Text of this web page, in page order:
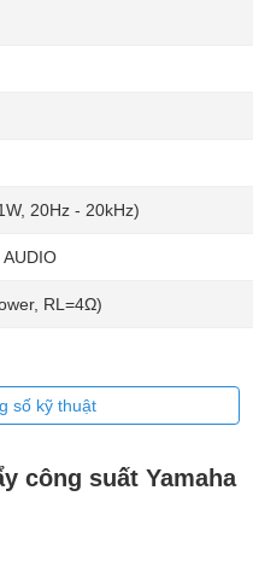
20Hz - 20kHz)
RL=4Ω)
số kỹ thuật
công suất Yamaha